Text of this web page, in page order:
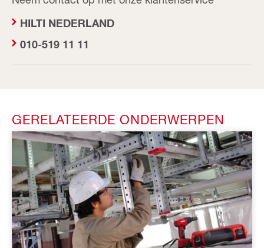
HILTI NEDERLAND
010-519 11 11
GERELATEERDE ONDERWERPEN